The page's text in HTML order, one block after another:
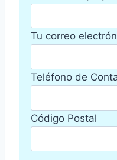
Tu correo
Teléfono de
Código Postal